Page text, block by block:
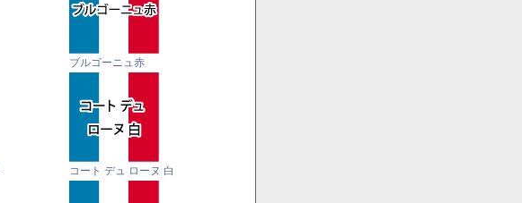
ブルゴーニュ赤
コート デュ ローヌ 白